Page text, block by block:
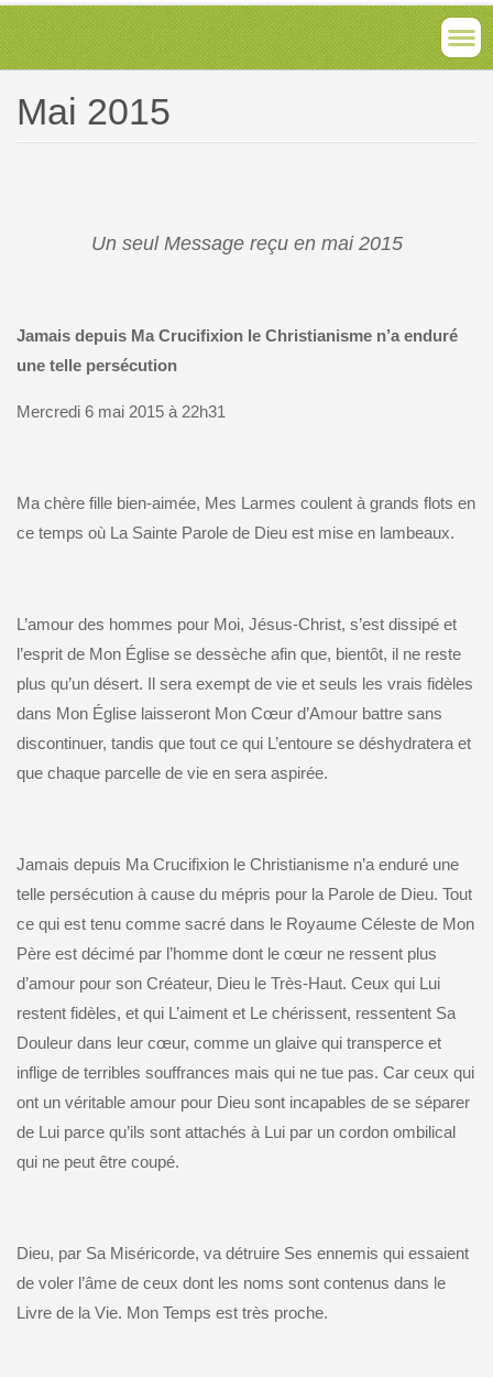
Mai 2015
Un seul Message reçu en mai 2015
Jamais depuis Ma Crucifixion le Christianisme n’a enduré
une telle persécution
Mercredi 6 mai 2015 à 22h31
Ma chère fille bien-aimée, Mes Larmes coulent à grands flots en
ce temps où La Sainte Parole de Dieu est mise en lambeaux.
L’amour des hommes pour Moi, Jésus-Christ, s’est dissipé et
l’esprit de Mon Église se dessèche afin que, bientôt, il ne reste
plus qu’un désert. Il sera exempt de vie et seuls les vrais fidèles
dans Mon Église laisseront Mon Cœur d’Amour battre sans
discontinuer, tandis que tout ce qui L’entoure se déshydratera et
que chaque parcelle de vie en sera aspirée.
Jamais depuis Ma Crucifixion le Christianisme n’a enduré une
telle persécution à cause du mépris pour la Parole de Dieu. Tout
ce qui est tenu comme sacré dans le Royaume Céleste de Mon
Père est décimé par l’homme dont le cœur ne ressent plus
d’amour pour son Créateur, Dieu le Très-Haut. Ceux qui Lui
restent fidèles, et qui L’aiment et Le chérissent, ressentent Sa
Douleur dans leur cœur, comme un glaive qui transperce et
inflige de terribles souffrances mais qui ne tue pas. Car ceux qui
ont un véritable amour pour Dieu sont incapables de se séparer
de Lui parce qu’ils sont attachés à Lui par un cordon ombilical
qui ne peut être coupé.
Dieu, par Sa Miséricorde, va détruire Ses ennemis qui essaient
de voler l’âme de ceux dont les noms sont contenus dans le
Livre de la Vie. Mon Temps est très proche.